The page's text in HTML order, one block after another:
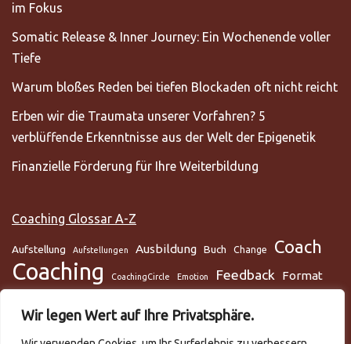
Wir legen Wert auf Ihre Privatsphäre.
im Fokus
Somatic Release & Inner Journey: Ein Wochenende voller
Tiefe
Warum bloßes Reden bei tiefen Blockaden oft nicht reicht
Erben wir die Traumata unserer Vorfahren? 5
verblüffende Erkenntnisse aus der Welt der Epigenetik
Finanzielle Förderung für Ihre Weiterbildung
Coaching Glossar A-Z
Aufstellung Aufstellungen Ausbildung Buch Change Coach
Coaching CoachingCircle Emotion Feedback Format
Glaubenssysteme Loslassen Lunge Lösungsorientiert Meditation